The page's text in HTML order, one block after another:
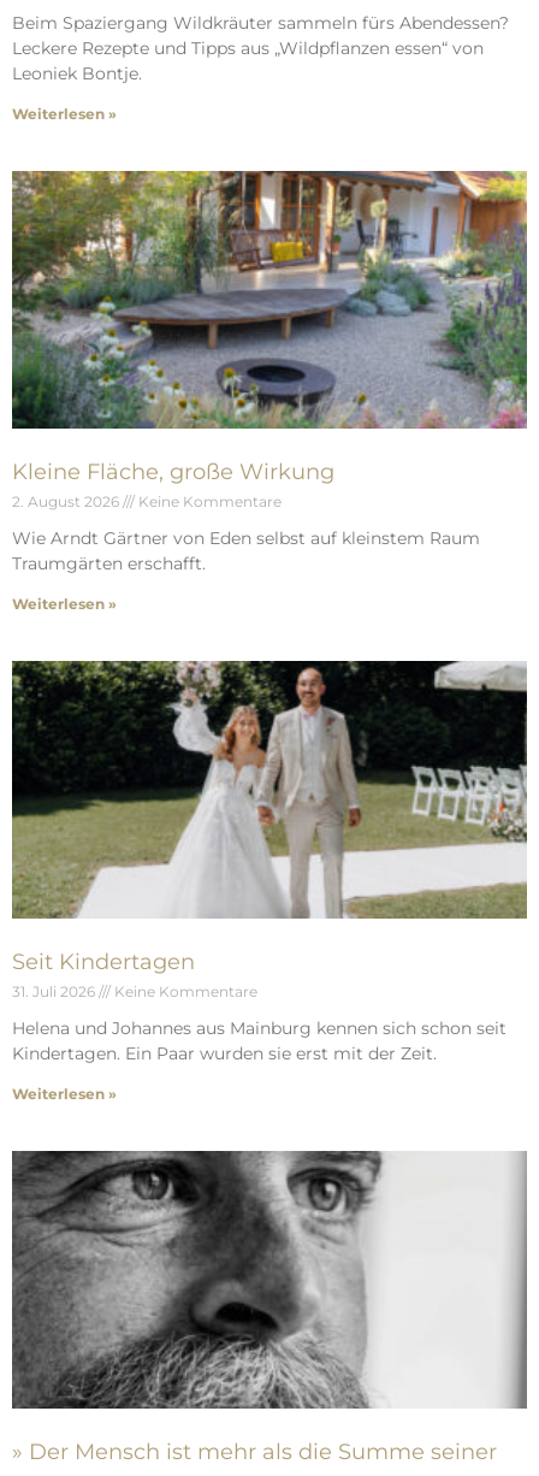
Beim Spaziergang Wildkräuter sammeln fürs Abendessen?
Leckere Rezepte und Tipps aus „Wildpflanzen essen“ von
Leoniek Bontje.
Weiterlesen »
Kleine Fläche, große Wirkung
2. August 2026 Keine Kommentare
Wie Arndt Gärtner von Eden selbst auf kleinstem Raum
Traumgärten erschafft.
Weiterlesen »
Seit Kindertagen
31. Juli 2026 Keine Kommentare
Helena und Johannes aus Mainburg kennen sich schon seit
Kindertagen. Ein Paar wurden sie erst mit der Zeit.
Weiterlesen »
» Der Mensch ist mehr als die Summe seiner